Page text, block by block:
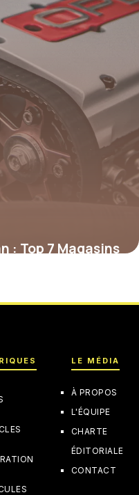
: Top 7 Magasins
LE MÉDIA
À PROPOS
L'ÉQUIPE
CHARTE
ÉDITORIALE
CONTACT